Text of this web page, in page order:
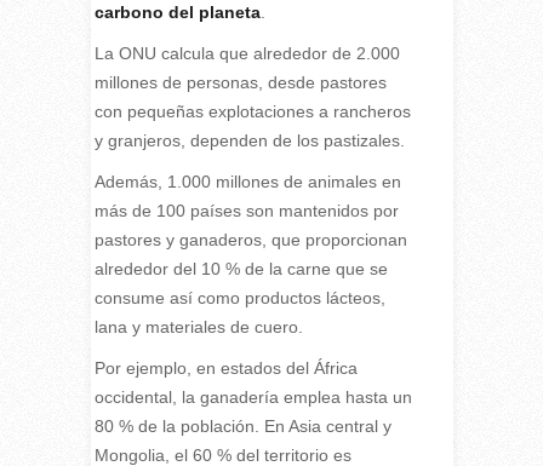
carbono del planeta.
La ONU calcula que alrededor de 2.000
millones de personas, desde pastores
con pequeñas explotaciones a rancheros
y granjeros, dependen de los pastizales.
Además, 1.000 millones de animales en
más de 100 países son mantenidos por
pastores y ganaderos, que proporcionan
alrededor del 10 % de la carne que se
consume así como productos lácteos,
lana y materiales de cuero.
Por ejemplo, en estados del África
occidental, la ganadería emplea hasta un
80 % de la población. En Asia central y
Mongolia, el 60 % del territorio es